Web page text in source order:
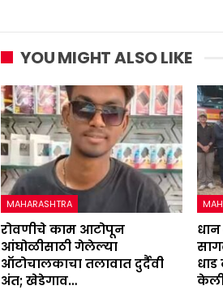
YOU MIGHT ALSO LIKE
MAHARASHTRA
रोवणीचे काम आटोपून
आंघोळीसाठी गेलेल्या
ऑटोचालकाचा तलावात दुर्दैवी
अंत; खेडेगाव…
धान